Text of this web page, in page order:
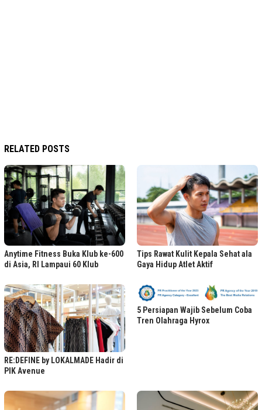
RELATED POSTS
Anytime Fitness Buka Klub ke-600
di Asia, RI Lampaui 60 Klub
Tips Rawat Kulit Kepala Sehat ala
Gaya Hidup Atlet Aktif
RE:DEFINE by LOKALMADE Hadir di
PIK Avenue
5 Persiapan Wajib Sebelum Coba
Tren Olahraga Hyrox